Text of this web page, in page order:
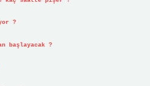
?
başlayacak ?